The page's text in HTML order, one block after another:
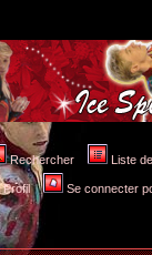
Rechercher Liste
Profil Se connecter